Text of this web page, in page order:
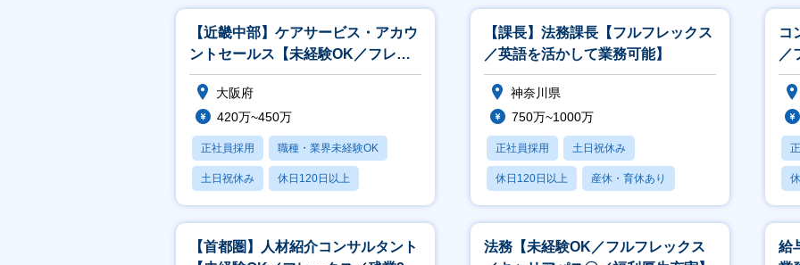
【近畿中部】ケアサービス・アカウ
ントセールス【未経験OK／フレッ
クス／キャリアパス〇】
大阪府
420万~450万
正社員採用 職種・業界未経験OK
土日祝休み 休日120日以上
産休・育休あり
【課長】法務課長【フルフレックス
／英語を活かして業務可能】
神奈川県
750万~1000万
正社員採用 土日祝休み
休日120日以上 産休・育休あり
月残業20時間以内
コ
／
／
【首都圏】人材紹介コンサルタント
法務【未経験OK／フルフレックス
給